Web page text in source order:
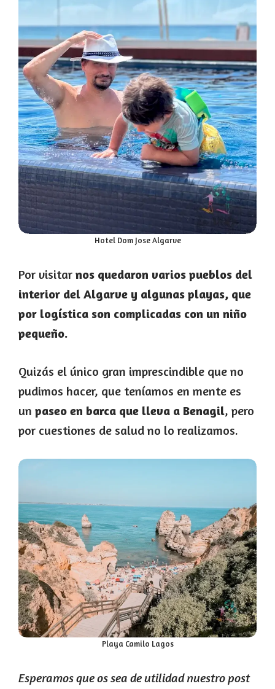
Hotel Dom Jose Algarve
Por visitar nos quedaron varios pueblos del
interior del Algarve y algunas playas, que
por logística son complicadas con un niño
pequeño.
Quizás el único gran imprescindible que no
pudimos hacer, que teníamos en mente es
un paseo en barca que lleva a Benagil, pero
por cuestiones de salud no lo realizamos.
Playa Camilo Lagos
Esperamos que os sea de utilidad nuestro post